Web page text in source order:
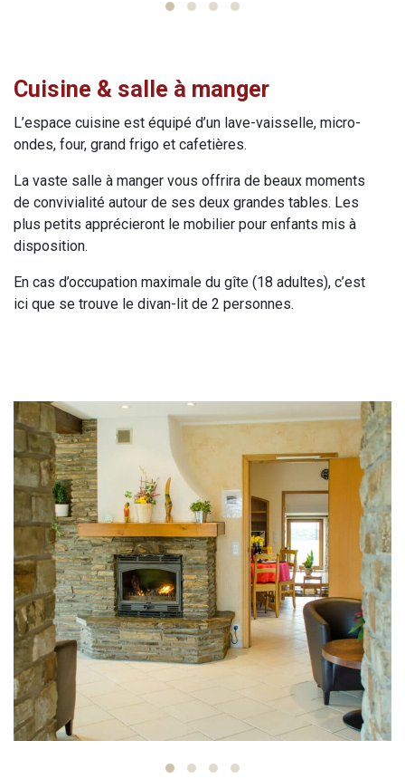
Cuisine & salle à manger
L’espace cuisine est équipé d’un lave-vaisselle, micro-
ondes, four, grand frigo et cafetières.
La vaste salle à manger vous offrira de beaux moments
de convivialité autour de ses deux grandes tables. Les
plus petits apprécieront le mobilier pour enfants mis à
disposition.
En cas d’occupation maximale du gîte (18 adultes), c’est
ici que se trouve le divan-lit de 2 personnes.